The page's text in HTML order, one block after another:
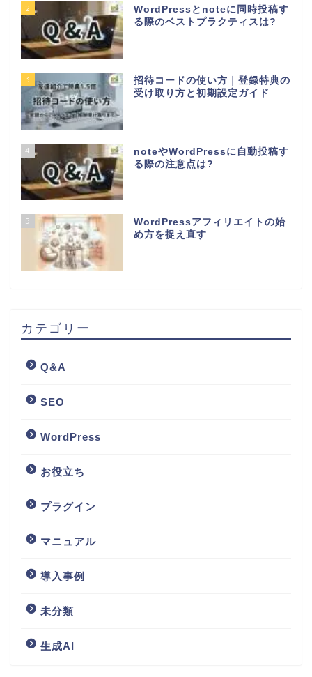
2
WordPressとnoteに同時投稿す
る際のベストプラクティスは?
3
招待コードの使い方｜登録特典の
受け取り方と初期設定ガイド
4
noteやWordPressに自動投稿す
る際の注意点は?
5
WordPressアフィリエイトの始
め方を捉え直す
カテゴリー
Q&A
SEO
WordPress
お役立ち
プラグイン
マニュアル
導入事例
未分類
生成AI